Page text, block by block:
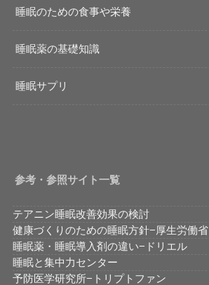
睡眠のための食事や栄養
睡眠薬の基礎知識
睡眠サプリ
参考・参照サイト一覧
テアニン睡眠改善効果の検討
健康づくりのための睡眠方針−厚生労働省
睡眠薬・睡眠導入剤の違い−ドリエル
睡眠と集中力センター
予防医学研究所−トリプトファン